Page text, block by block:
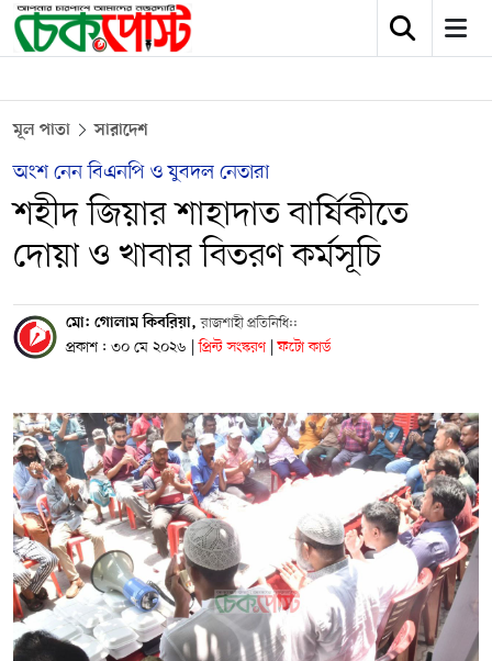
মূল পাতা সারাদেশ
অংশ নেন বিএনপি ও যুবদল নেতারা
শহীদ জিয়ার শাহাদাত বার্ষিকীতে
দোয়া ও খাবার বিতরণ কর্মসূচি
মো: গোলাম কিবরিয়া,রাজশাহী প্রতিনিধি::
প্রকাশ : ৩০ মে ২০২৬ | প্রিন্ট সংস্করণ | ফটো কার্ড